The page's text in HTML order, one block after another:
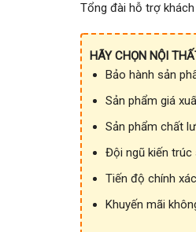
Tổng đài hỗ trợ khách
HÃY CHỌN NỘI
Bảo hành sản
Sản phẩm giá
Sản phẩm chất
Đội ngũ kiến trúc
Tiến độ chính
Khuyến mãi